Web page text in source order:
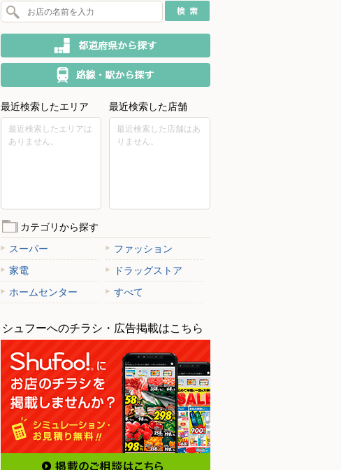
最近検索したエリア
最近検索したエリアは
ありません。
最近検索した店舗
最近検索した店舗はあ
りません。
カテゴリから探す
スーパー
ファッション
家電
ドラッグストア
ホームセンター
すべて
シュフーへのチラシ・広告掲載はこちら